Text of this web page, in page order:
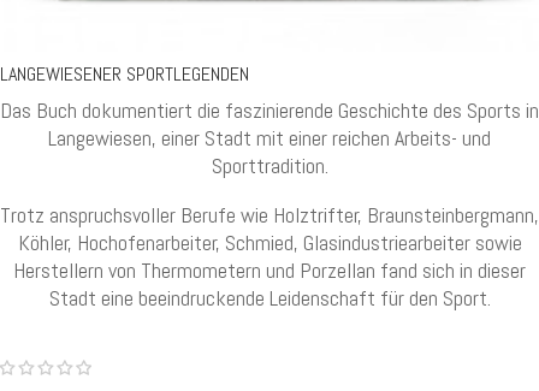
LANGEWIESENER SPORTLEGENDEN
Das Buch dokumentiert die faszinierende Geschichte des Sports in
Langewiesen, einer Stadt mit einer reichen Arbeits- und
Sporttradition.
Trotz anspruchsvoller Berufe wie Holztrifter, Braunsteinbergmann,
Köhler, Hochofenarbeiter, Schmied, Glasindustriearbeiter sowie
Herstellern von Thermometern und Porzellan fand sich in dieser
Stadt eine beeindruckende Leidenschaft für den Sport.